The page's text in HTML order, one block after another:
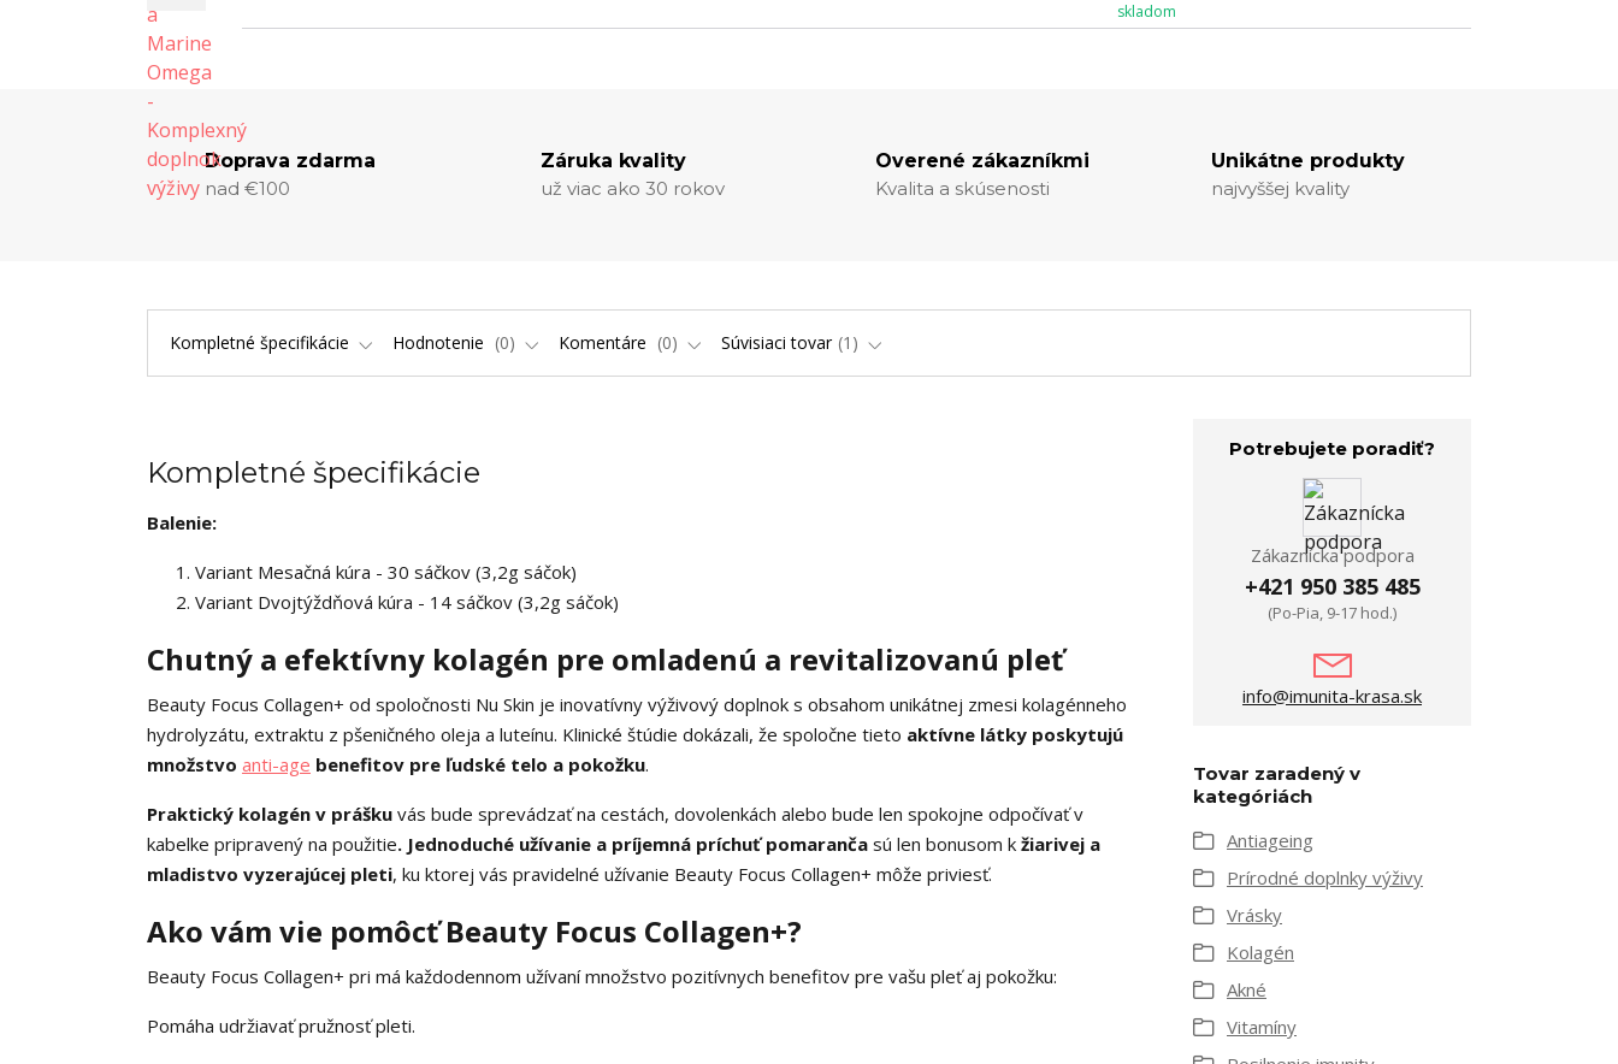
skladom
Doprava zdarma
nad €100
Záruka kvality
už viac ako 30 rokov
Overené zákazníkmi
Kvalita a skúsenosti
Unikátne produkty
najvyššej kvality
Kompletné špecifikácie Hodnotenie 0 Komentáre 0 Súvisiaci tovar 1
Kompletné špecifikácie
Balenie:
Variant Mesačná kúra - 30 sáčkov (3,2g sáčok)
Variant Dvojtýždňová kúra - 14 sáčkov (3,2g sáčok)
Chutný a efektívny kolagén pre omladenú a revitalizovanú pleť
Beauty Focus Collagen+ od spoločnosti Nu Skin je inovatívny výživový doplnok s obsahom unikátnej zmesi kolagénneho
hydrolyzátu, extraktu z pšeničného oleja a luteínu. Klinické štúdie dokázali, že spoločne tieto aktívne látky poskytujú
množstvo anti-age benefitov pre ľudské telo a pokožku.
Praktický kolagén v prášku vás bude sprevádzať na cestách, dovolenkách alebo bude len spokojne odpočívať v
kabelke pripravený na použitie. Jednoduché užívanie a príjemná príchuťpomaranča sú len bonusom k žiarivej a
mladistvo vyzerajúcej pleti, ku ktorej vás pravidelné užívanie Beauty Focus Collagen+ môže priviesť.
Ako vám vie pomôcť Beauty Focus Collagen+?
Beauty Focus Collagen+ pri má každodennom užívaní množstvo pozitívnych benefitov pre vašu pleť aj pokožku:
Pomáha udržiavať pružnosť pleti.
Potrebujete poradiť?
Zákaznícka podpora
+421 950 385 485
(Po-Pia, 9-17 hod.)
info@imunita-krasa.sk
Tovar zaradený v
kategóriách
Antiageing
Prírodné doplnky výživy
Vrásky
Kolagén
Akné
Vitamíny